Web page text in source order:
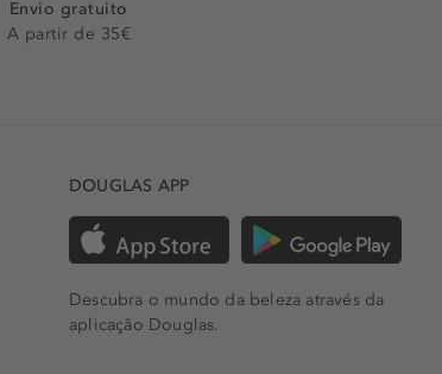
Envio gratuito
A partir de 35€
DOUGLAS APP
Descubra o mundo da beleza através da
aplicação Douglas.